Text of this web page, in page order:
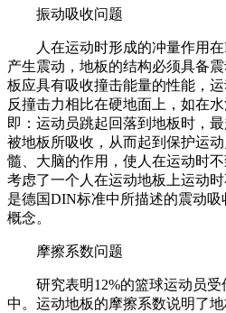
振动吸收问题
人在运动时形成的冲量作用
产生震动，地板的结构必须具备
板应具有吸收撞击能量的性能，
反撞击力相比在硬地面上，如在
即：运动员跳起回落到地板时，
被地板所吸收，从而起到保护运
髓、大脑的作用，使人在运动时
考虑了一个人在运动地板上运动
是德国DIN标准中所描述的震动
概念。
摩擦系数问题
研究表明12%的篮球运动员
中。运动地板的摩擦系数说明了